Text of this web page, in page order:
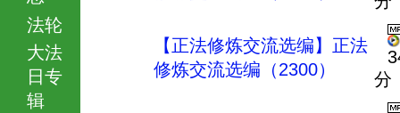
法轮
大法
日专
辑
【正法修炼交流选编】正法
修炼交流选编（2300）
分